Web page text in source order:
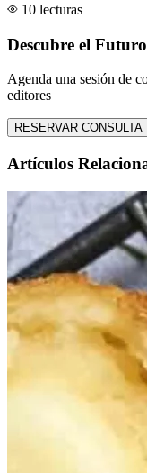
10 lecturas
Descubre el
Agenda una sesión de
editores
RESERVAR CONSULTA
Artículos